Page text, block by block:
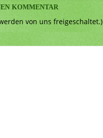
KOMMENTAR
von uns freigeschaltet.)